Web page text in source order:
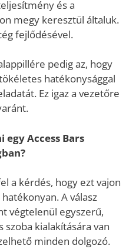
és a
megy keresztül általuk.
fejlődésével.
pedig az, hogy
hatékonysággal
Ez igaz a vezetőre
Access Bars
a kérdés, hogy ezt vajon
A válasz
végtelenül egyszerű,
szoba kialakítására van
minden dolgozó.